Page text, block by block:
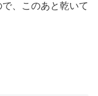
、このあと乾いて